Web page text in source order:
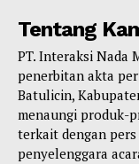
Tentang
PT. Interaksi Nada
penerbitan akta
Batulicin,
menaungi produk-
terkait dengan
penyelenggara